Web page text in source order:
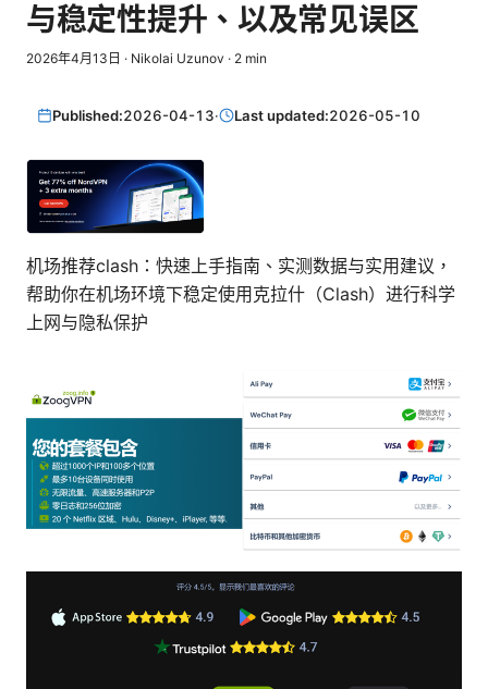
与稳定性提升、以及常见误区
2026年4月13日 · Nikolai Uzunov · 2 min
Published:2026-04-13· Last updated:2026-05-10
机场推荐clash：快速上手指南、实测数据与实用建议，
帮助你在机场环境下稳定使用克拉什（Clash）进行科学
上网与隐私保护